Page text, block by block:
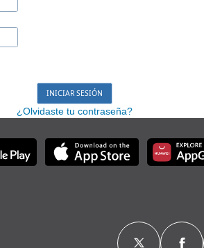
¿Olvidaste tu contraseña?